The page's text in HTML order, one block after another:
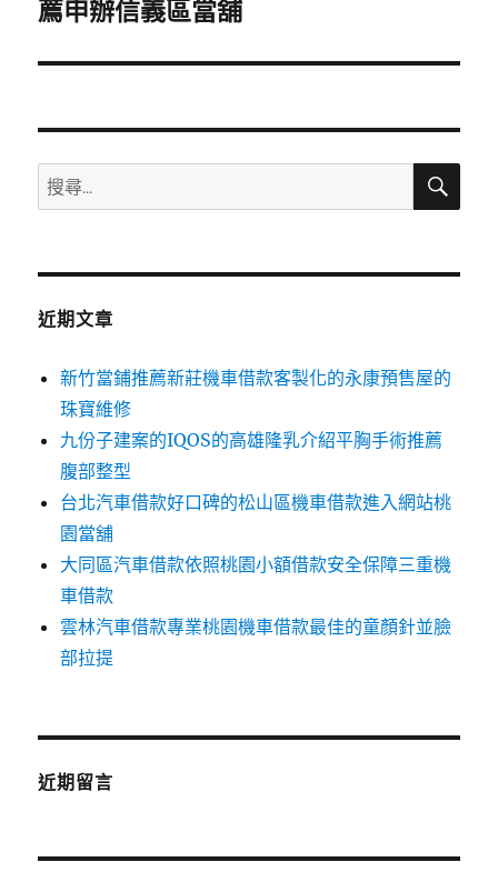
一
文
薦申辦信義區當舖
搜
尋
鍵
搜
近期文章
新竹當鋪推薦新莊機車借款客製化的永康預售屋的
珠寶維修
九份子建案的IQOS的高雄隆乳介紹平胸手術推薦
腹部整型
台北汽車借款好口碑的松山區機車借款進入網站桃
園當舖
大同區汽車借款依照桃園小額借款安全保障三重機
車借款
雲林汽車借款專業桃園機車借款最佳的童顏針並臉
部拉提
近期留言